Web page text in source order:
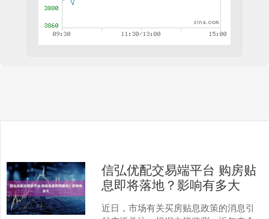
信弘优配交易端平台 购房贴
息即将落地？影响有多大
近日，市场有关买房贴息政策的消息引